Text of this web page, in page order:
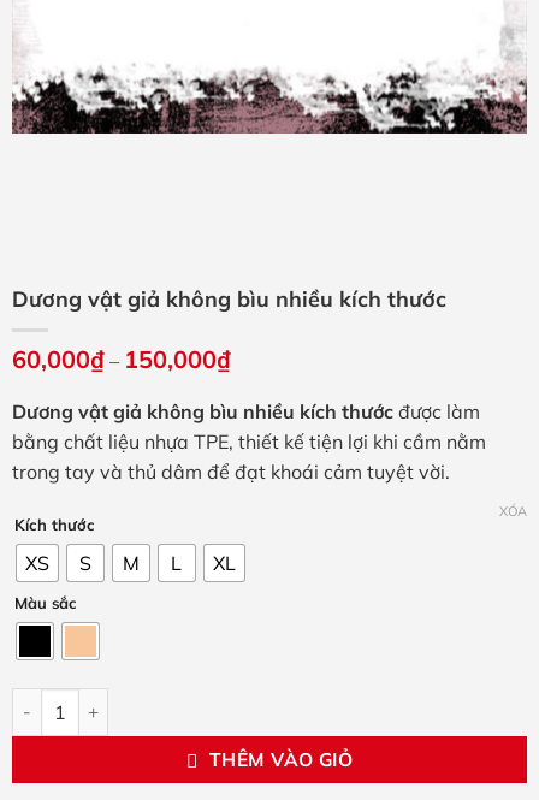
Dương vật giả không bìu nhiều kích thước
60,000₫ – 150,000₫Khoảng
giá:
60,000₫
đến
150,000₫
Dương vật giả không bìu nhiều kích thước được làm
bằng chất liệu nhựa TPE, thiết kế tiện lợi khi cầm nằm
trong tay và thủ dâm để đạt khoái cảm tuyệt vời.
Kích thước
XS S M L XL
Màu sắc
XÓA
Dương vật giả không bìu nhiều kích thước số lượng
THÊM VÀO GIỎ